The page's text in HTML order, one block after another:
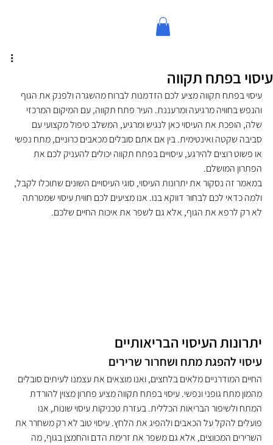
עיסוי בפתח תקווה
עיסוי בפתח תקווה מציע לכם הזדמנות לברוח מהשגרה ולפנק את הגוף
והנפש בחוויה מרגיעה ומרעננת. העיר פתח תקווה, עם המיקום המרכזי
שלה, הופכת את העיסוי כאן לנגיש ומרגיע, המשלב טיפול מקצועי עם
סביבה שקטה ואינטימית. בין אם אתם סובלים מכאבים כרוניים, מתח נפשי
או פשוט רוצים להירגע, עיסויים בפתח תקווה יכולים להעניק לכם את
הפתרון המושלם.
במאמר זה נסקור את יתרונות העיסוי, סוגי העיסויים השונים שתוכלו לקבל,
ולמה כדאי לכם לבחור דווקא בנו. אנו מציעים לכם חווית עיסוי שמטרתה
לא רק לרפא את הגוף, אלא גם לשפר את איכות החיים שלכם.
יתרונות העיסוי הבריאותיים
עיסוי להפגת מתח ושחרור שרירים
החיים המודרניים מלאים בלחצים, ואנו מוצאים את עצמנו לעיתים סובלים
מהמון מתח גופני ונפשי. עיסוי בפתח תקווה מציע פתרון מצוין להורדת
המתח ולשיפור הבריאות הכללית. בעזרת טכניקות עיסוי שונות, אנו
פועלים להקל על הכאבים ולהפיג את הלחץ. עיסוי טוב לא רק משחרר את
השרירים המכווצים, אלא גם משפר את זרימת הדם והחמצן בגוף, מה